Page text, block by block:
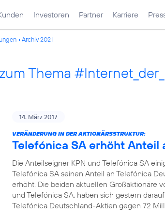
Investoren Partner Karriere
Archiv 2021
Thema
14. März 2017
VERÄNDERUNG IN DER AKTIONÄRSSTRUKTUR:
Telefónica SA erhöht Anteil
Die Anteilseigner KPN und Telefónica SA
Telefónica SA seinen Anteil an Telefónica
erhöht. Die beiden aktuellen Großaktionäre
und Telefónica SA, haben sich gestern
Telefónica Deutschland-Aktien gegen 72